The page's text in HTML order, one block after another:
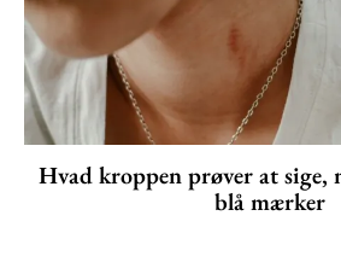
Hvad kroppen prøver at sige,
blå mærker